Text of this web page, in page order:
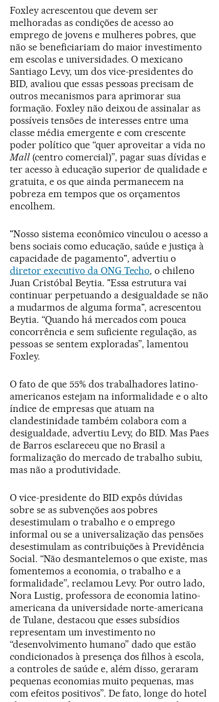
Foxley acrescentou que devem ser
melhoradas as condições de acesso ao
emprego de jovens e mulheres pobres, que
não se beneficiariam do maior investimento
em escolas e universidades. O mexicano
Santiago Levy, um dos vice-presidentes do
BID, avaliou que essas pessoas precisam de
outros mecanismos para aprimorar sua
formação. Foxley não deixou de assinalar as
possíveis tensões de interesses entre uma
classe média emergente e com crescente
poder político que “quer aproveitar a vida no
Mall(centro comercial)”, pagar suas dívidas e
ter acesso à educação superior de qualidade e
gratuita, e os que ainda permanecem na
pobreza em tempos que os orçamentos
encolhem.
"Nosso sistema econômico vinculou o acesso a
bens sociais como educação, saúde e justiça à
capacidade de pagamento", advertiu o
diretor executivo da ONG Techo, o chileno
Juan Cristóbal Beytia. "Essa estrutura vai
continuar perpetuando a desigualdade se não
a mudarmos de alguma forma", acrescentou
Beytia. “Quando há mercados com pouca
concorrência e sem suficiente regulação, as
pessoas se sentem exploradas”, lamentou
Foxley.
O fato de que 55% dos trabalhadores latino-
americanos estejam na informalidade e o alto
índice de empresas que atuam na
clandestinidade também colabora com a
desigualdade, advertiu Levy, do BID. Mas Paes
de Barros esclareceu que no Brasil a
formalização do mercado de trabalho subiu,
mas não a produtividade.
O vice-presidente do BID expôs dúvidas
sobre se as subvenções aos pobres
desestimulam o trabalho e o emprego
informal ou se a universalização das pensões
desestimulam as contribuições à Previdência
Social. “Não desmantelemos o que existe, mas
fomentemos a economia, o trabalho e a
formalidade”, reclamou Levy. Por outro lado,
Nora Lustig, professora de economia latino-
americana da universidade norte-americana
de Tulane, destacou que esses subsídios
representam um investimento no
“desenvolvimento humano” dado que estão
condicionados à presença dos filhos à escola,
a controles de saúde e, além disso, geraram
pequenas economias muito pequenas, mas
com efeitos positivos”. De fato, longe do hotel